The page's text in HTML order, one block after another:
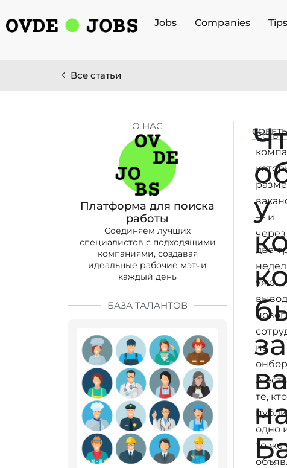
Jobs Companies
Все статьи
О НАС
Платформа для поиска
работы
Соединяем лучших
специалистов с подходящими
компаниями, создавая
идеальные рабочие мэтчи
каждый день
БАЗА ТАЛАНТОВ
у
Есть
— и
через
две-
уже
на
А есть
те, кто
одно
то же